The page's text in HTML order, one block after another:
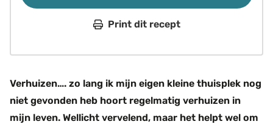
Print dit recept
Verhuizen…. zo lang ik mijn eigen kleine thuisplek nog
niet gevonden heb hoort regelmatig verhuizen in
mijn leven. Wellicht vervelend, maar het helpt wel om